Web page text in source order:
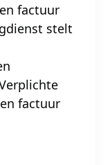
factuur
stelt
factuur